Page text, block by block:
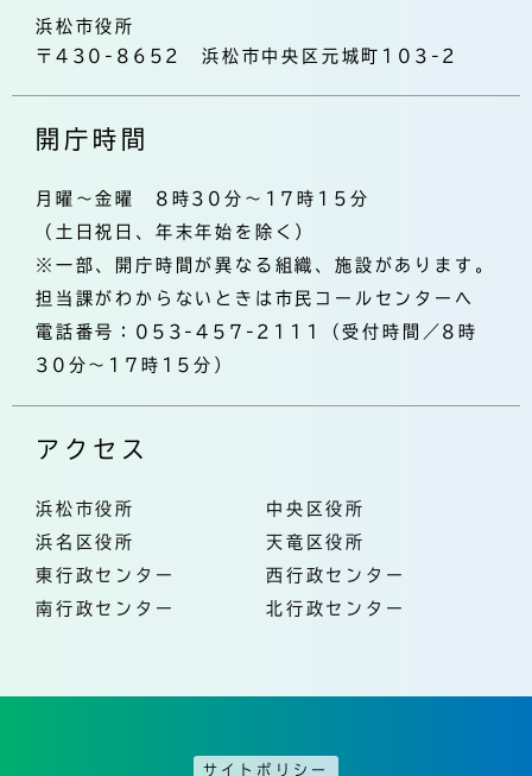
浜松市役所
〒430-8652 浜松市中央区元城町103-2
開庁時間
月曜～金曜 8時30分～17時15分
（土日祝日、年末年始を除く）
※一部、開庁時間が異なる組織、施設があります。
担当課がわからないときは市民コールセンターへ
電話番号：053-457-2111（受付時間／8時
30分～17時15分）
アクセス
浜松市役所
中央区役所
浜名区役所
天竜区役所
東行政センター
西行政センター
南行政センター
北行政センター
サイトポリシー